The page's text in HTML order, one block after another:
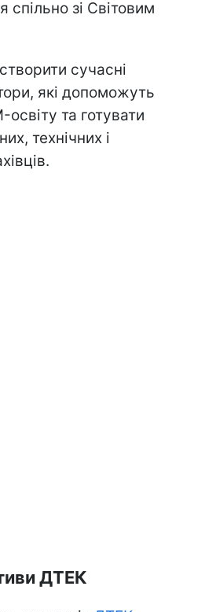
зі Світовим
сучасні
які допоможуть
освіту та готувати
технічних і
ДТЕК